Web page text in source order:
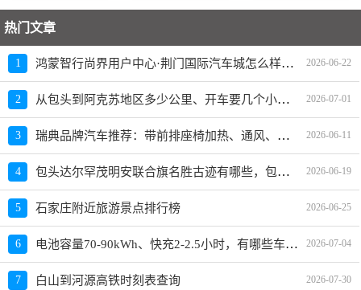
热门文章
1 鸿蒙智行尚界用户中心·荆门国际汽车城怎么样、地址、电话、上班时间查询 2026-06-22
2 从包头到阿克苏地区多少公里、开车要几个小时？过路费、油费等 2026-07-01
3 瑞典品牌汽车推荐：带前排座椅加热、通风、按摩功能的车型有哪些？买哪款好？价格如何？ 2026-06-11
4 包头达尔罕茂明安联合旗名胜古迹有哪些，包头达尔罕茂明安联合旗景点名胜古迹推荐 2026-06-19
5 石家庄附近旅游景点排行榜 2026-06-25
6 电池容量70-90kWh、快充2-2.5小时，有哪些车推荐？价格多少？ 2026-07-04
7 白山到河源高铁时刻表查询 2026-07-30